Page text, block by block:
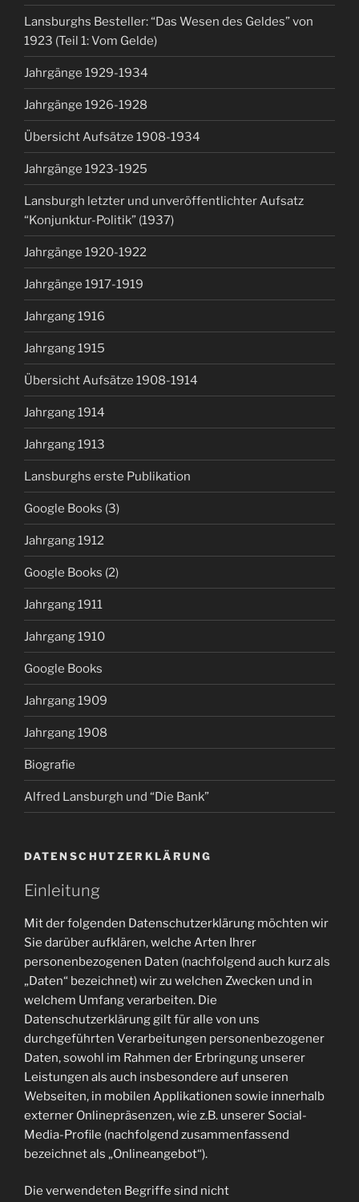
Lansburghs Besteller: “Das Wesen des Geldes” von
1923 (Teil 1: Vom Gelde)
Jahrgänge 1929-1934
Jahrgänge 1926-1928
Übersicht Aufsätze 1908-1934
Jahrgänge 1923-1925
Lansburgh letzter und unveröffentlichter Aufsatz
“Konjunktur-Politik” (1937)
Jahrgänge 1920-1922
Jahrgänge 1917-1919
Jahrgang 1916
Jahrgang 1915
Übersicht Aufsätze 1908-1914
Jahrgang 1914
Jahrgang 1913
Lansburghs erste Publikation
Google Books (3)
Jahrgang 1912
Google Books (2)
Jahrgang 1911
Jahrgang 1910
Google Books
Jahrgang 1909
Jahrgang 1908
Biografie
Alfred Lansburgh und “Die Bank”
DATENSCHUTZERKLÄRUNG
Einleitung
Mit der folgenden Datenschutzerklärung möchten wir
Sie darüber aufklären, welche Arten Ihrer
personenbezogenen Daten (nachfolgend auch kurz als
„Daten“ bezeichnet) wir zu welchen Zwecken und in
welchem Umfang verarbeiten. Die
Datenschutzerklärung gilt für alle von uns
durchgeführten Verarbeitungen personenbezogener
Daten, sowohl im Rahmen der Erbringung unserer
Leistungen als auch insbesondere auf unseren
Webseiten, in mobilen Applikationen sowie innerhalb
externer Onlinepräsenzen, wie z.B. unserer Social-
Media-Profile (nachfolgend zusammenfassend
bezeichnet als „Onlineangebot“).
Die verwendeten Begriffe sind nicht